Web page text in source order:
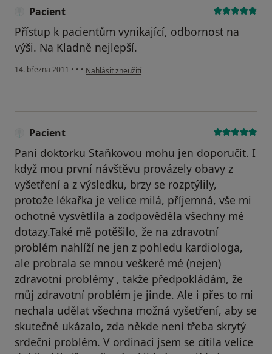
Pacient
Přístup k pacientům vynikající, odbornost na
výši. Na Kladně nejlepší.
14. března 2011 • • • podle názoru uživatele Pacient
Nahlásit zneužití
Pacient
Paní doktorku Staňkovou mohu jen doporučit. I
když mou první návštěvu provázely obavy z
vyšetření a z výsledku, brzy se rozptýlily,
protože lékařka je velice milá, příjemná, vše mi
ochotně vysvětlila a zodpověděla všechny mé
dotazy.Také mě potěšilo, že na zdravotní
problém nahlíží ne jen z pohledu kardiologa,
ale probrala se mnou veškeré mé (nejen)
zdravotní problémy , takže předpokládám, že
můj zdravotní problém je jinde. Ale i přes to mi
nechala udělat všechna možná vyšetření, aby se
skutečně ukázalo, zda někde není třeba skrytý
srdeční problém. V ordinaci jsem se cítila velice